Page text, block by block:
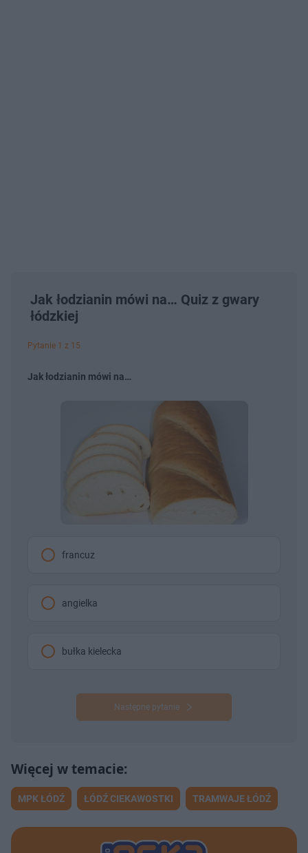
Jak łodzianin mówi na… Quiz z gwary
łódzkiej
Pytanie 1 z 15
Jak łodzianin mówi na…
francuz
angielka
bułka kielecka
Następne pytanie
MPK ŁÓDŹ ŁÓDŹ CIEKAWOSTKI TRAMWAJE ŁÓDŹ